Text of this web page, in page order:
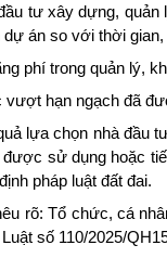
tư xây dựng, quản
án so với thời
phí trong quản lý,
hạn ngạch đã
lựa chọn nhà đầu
sử dụng hoặc
pháp luật đất đai.
rõ: Tổ chức, cá
số 110/2025/